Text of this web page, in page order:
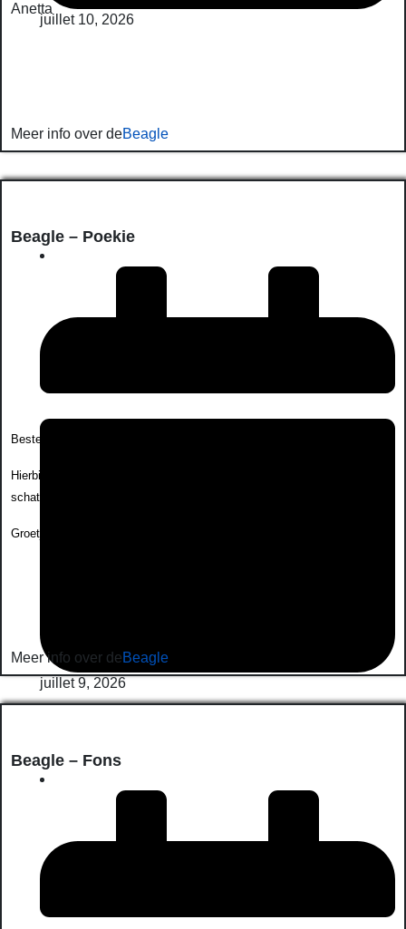
juillet 10, 2026
Anetta
Meer info over deBeagle
Beagle – Poekie
juillet 9, 2026
Beste,
Hierbij wat foto’s van Poekie die vandaag 1 jaar is geworden. Ze is een
schat van een beagle.
Groetjes Mieke
Meer info over deBeagle
Beagle – Fons